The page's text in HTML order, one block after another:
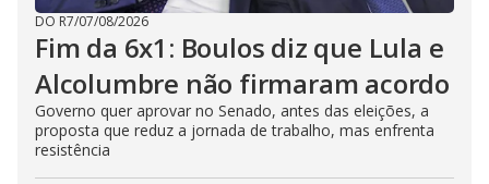
DO R7/07/08/2026
Fim da 6x1: Boulos diz que Lula e
Alcolumbre não firmaram acordo
Governo quer aprovar no Senado, antes das eleições, a
proposta que reduz a jornada de trabalho, mas enfrenta
resistência